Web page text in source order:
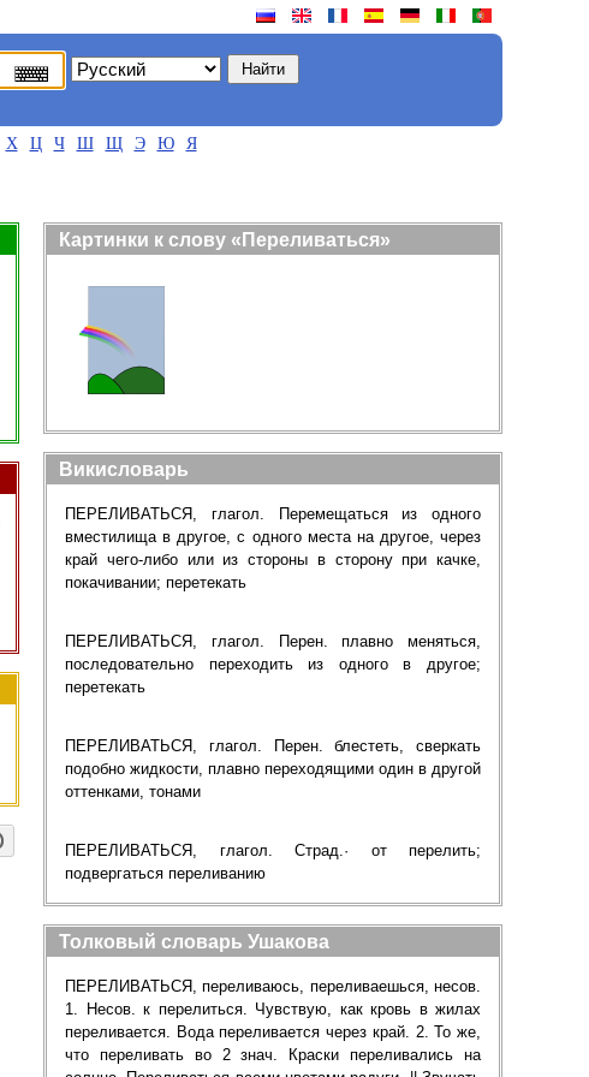
Х Ц Ч Ш Щ Э Ю Я
Картинки к слову «Переливаться»
Викисловарь
ПЕРЕЛИВАТЬСЯ, глагол. Перемещаться из одного
вместилища в другое, с одного места на другое, через
край чего-либо или из стороны в сторону при качке,
покачивании; перетекать
ПЕРЕЛИВАТЬСЯ, глагол. Перен. плавно меняться,
последовательно переходить из одного в другое;
перетекать
ПЕРЕЛИВАТЬСЯ, глагол. Перен. блестеть, сверкать
подобно жидкости, плавно переходящими один в другой
оттенками, тонами
ПЕРЕЛИВАТЬСЯ, глагол. Страд.· от перелить;
подвергаться переливанию
Толковый словарь Ушакова
ПЕРЕЛИВАТЬСЯ, переливаюсь, переливаешься, несов.
1. Несов. к перелиться. Чувствую, как кровь в жилах
переливается. Вода переливается через край. 2. То же,
что переливать во 2 знач. Краски переливались на